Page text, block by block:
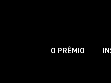
O PRÊMIO